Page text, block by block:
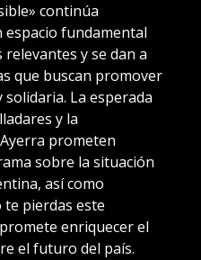
continúa
espacio fundamental
y se dan a
que buscan promover
solidaria. La esperada
y la
prometen
sobre la situación
así como
pierdas este
enriquecer el
el futuro del país.